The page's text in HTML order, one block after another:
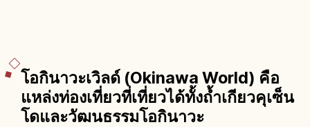
โอกินาวะเวิลด์ (Okinawa World) คือ
แหล่งท่องเที่ยวที่เที่ยวได้ทั้งถ้ำเกียวคุเซ็น
โดและวัฒนธรรมโอกินาวะ